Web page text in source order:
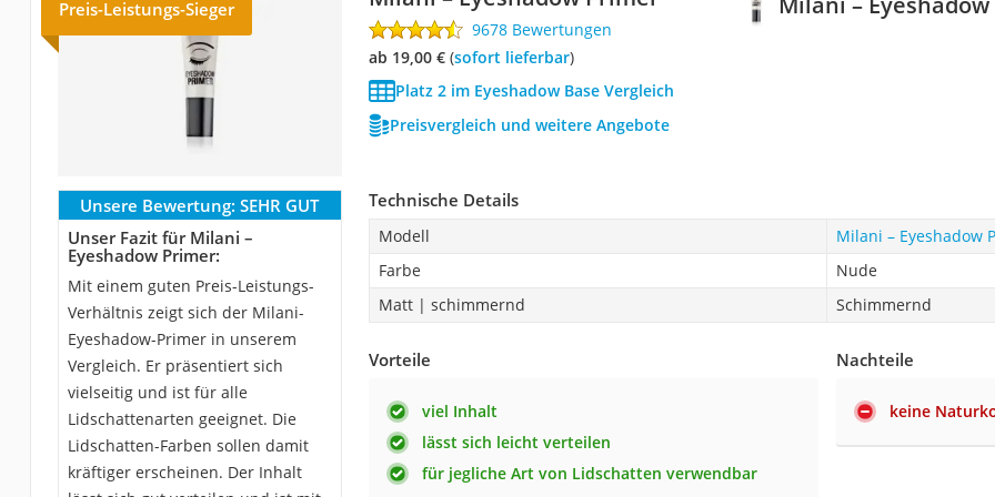
Preis-Leistungs-Sieger
9678 Bewertungen
ab 19,00 €( Sofort lieferbar)
Platz 2 im Eyeshadow Base Vergleich
Preisvergleich und weitere Angebote
Unsere Bewertung: SEHR GUT
Unser Fazit für Milani –
Eyeshadow Primer:
Mit einem guten Preis-Leistungs-
Verhältnis zeigt sich der Milani-
Eyeshadow-Primer in unserem
Vergleich. Er präsentiert sich
vielseitig und ist für alle
Lidschattenarten geeignet. Die
Lidschatten-Farben sollen damit
kräftiger erscheinen. Der Inhalt
Technische Details
Modell
Milani – Eyeshadow
Farbe
Nude
Matt | schimmernd
Schimmernd
Vorteile
viel Inhalt
lässt sich leicht verteilen
für jegliche Art von Lidschatten verwendbar
Nachteile
keine